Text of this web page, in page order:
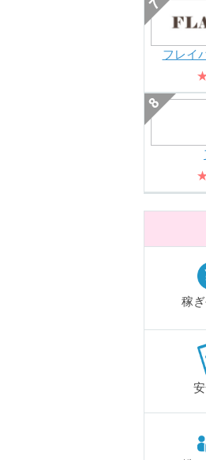
フレイ
稼